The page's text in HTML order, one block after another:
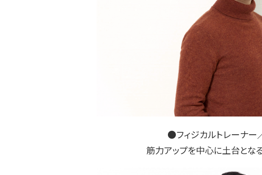
●フィジカルトレーナー
筋力アップを中心に土台とな